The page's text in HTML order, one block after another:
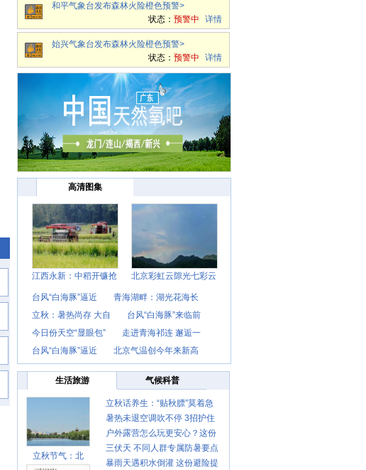
和平气象台发布森林火险橙色预警>
状态： 预警中 详情
始兴气象台发布森林火险橙色预警>
状态： 预警中 详情
高清图集
江西永新：中稻开镰抢 北京彩虹云隙光七彩云
台风“白海豚”逼近
青海湖畔：湖光花海长
立秋：暑热尚存 大自
台风“白海豚”来临前
今日份天空“显眼包”
走进青海祁连 邂逅一
台风“白海豚”逼近
北京气温创今年来新高
生活旅游 气候科普
立秋节气：北
立秋话养生：“贴秋膘”莫着急
先清暑再防燥
暑热未退空调吹不停 3招护住
肩颈不酸痛
户外露营怎么玩更安心？这份
攻略请收好
三伏天 不同人群专属防暑要点
请收好
暴雨天遇积水倒灌 这份避险提